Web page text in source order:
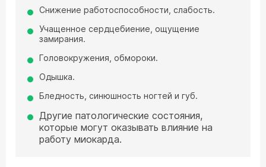
Снижение работоспособности, слабость.
Учащенное сердцебиение, ощущение
замирания.
Головокружения, обмороки.
Одышка.
Бледность, синюшность ногтей и губ.
Другие патологические состояния,
которые могут оказывать влияние на
работу миокарда.